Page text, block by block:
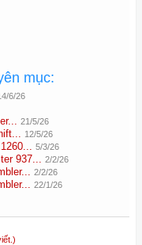
mục:
6/26
21/5/26
12/5/26
5/3/26
937... 2/2/26
2/2/26
22/1/26